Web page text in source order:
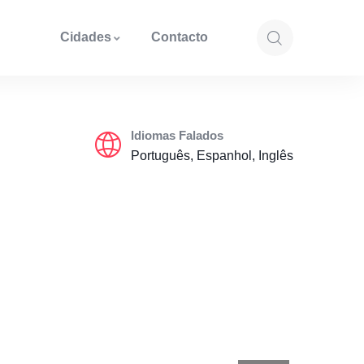
Cidades Contacto
Idiomas Falados
Português, Espanhol, Inglês